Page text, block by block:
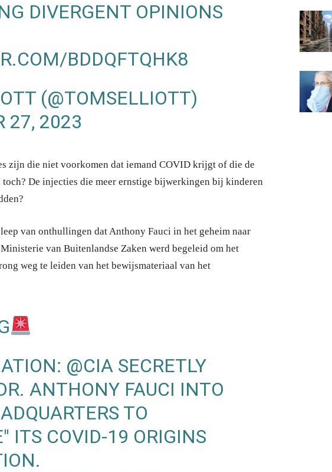
DIVERGENT OPINIONS
BDDQFTQHK8
(@TOMSELLIOTT)
27, 2023
zijn die niet voorkomen dat iemand COVID krijgt of die de
De injecties die meer ernstige bijwerkingen bij kinderen
van onthullingen dat Anthony Fauci in het geheim naar
van Buitenlandse Zaken werd begeleid om het
weg te leiden van het bewijsmateriaal van het
@CIA SECRETLY
ANTHONY FAUCI INTO
TO
ITS COVID-19 ORIGINS